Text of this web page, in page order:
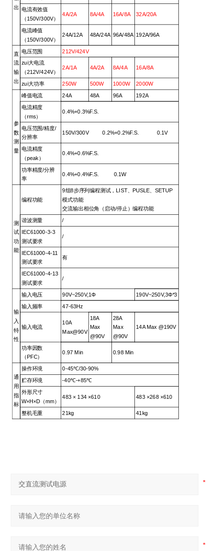
出 电流有效值
（150V/300V）
4A/2A 8A/4A 16A/8A 32A/20A
电流峰值
（150V/300V）
24A/12A 48A/24A 96A/48A 192A/96A
直
流
输
出
电压范围
212V/424V
zui大电流
（212V/424V）
2A/1A 4A/2A 8A/4A 16A/8A
zui大功率 250W 500W 1000W 2000W
参
数
测
量
峰值电流 24A 48A 96A
192A
电流精度
（rms）
0.4%+0.3%F.S.
电压范围/精度/
分辨率
150V/300V 0.2%+0.2%F.S. 0.1V
电流精度
（peak）
0.4%+0.6%F.S.
功率精度/分辨
率
0.4%+0.4%F.S. 0.1W
测
试
功
能
编程功能
9组8步序列编程测试，LIST、PUSLE、SETUP
模式功能
交流输出相位角（启动/停止）编程功能
谐波测量
/
IEC61000-3-3
测试要求
/
IEC61000-4-11
测试要求
有
IEC61000-4-13
测试要求
/
输
入
特
性
输入电压 90V~250V,1Φ 190V~250V,3Φ*3
输入频率
47-63Hz
输入电流
10A
Max@90V
18A
Max
@90V
28A
Max
@90V
14A Max @190V
功率因数
（PFC）
0.97 Min 0.98 Min
通
用
指
标
操作环境 0-45℃/30-90%
贮存环境
-40℃-+85℃
外形尺寸
W×H×D（mm）
483 × 134 ×610 483 ×268 ×610
整机毛重 21kg 41kg